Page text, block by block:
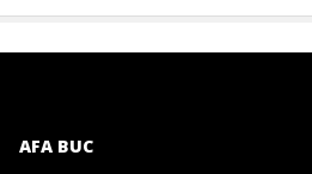
AFA BUC